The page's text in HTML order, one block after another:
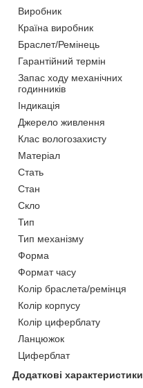
Виробник
Країна виробник
Браслет/Ремінець
Гарантійний термін
Запас ходу механічних
годинників
Індикація
Джерело живлення
Клас вологозахисту
Матеріал
Стать
Стан
Скло
Тип
Тип механізму
Форма
Формат часу
Колір браслета/ремінця
Колір корпусу
Колір циферблату
Ланцюжок
Циферблат
Додаткові характеристики